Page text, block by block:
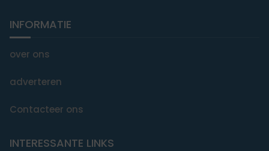
INFORMATIE
over ons
adverteren
Contacteer ons
INTERESSANTE LINKS